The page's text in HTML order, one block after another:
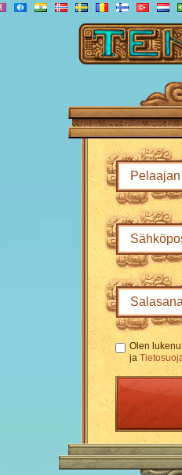
Olen
ja